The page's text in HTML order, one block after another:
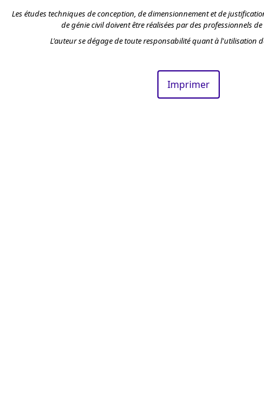
Les études techniques de conception, de dimensionnement et de
de génie civil doivent être réalisées par des professionnels
L'auteur se dégage de toute responsabilité quant à l'utilisation
Imprimer